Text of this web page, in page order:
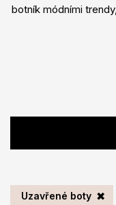
botník módními
Uzavřené boty